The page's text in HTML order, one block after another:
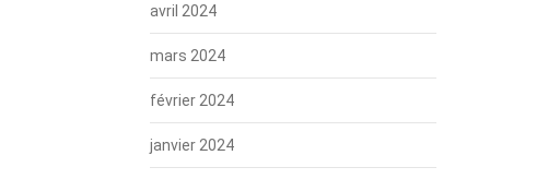
avril 2024
mars 2024
février 2024
janvier 2024